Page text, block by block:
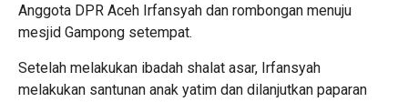
Anggota DPR Aceh Irfansyah dan rombongan menuju
mesjid Gampong setempat.
Setelah melakukan ibadah shalat asar, Irfansyah
melakukan santunan anak yatim dan dilanjutkan paparan